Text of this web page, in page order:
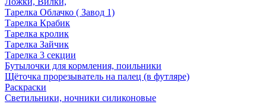
Тарелка Облачко ( Завод 1)
Тарелка Крабик
Тарелка кролик
Тарелка Зайчик
Тарелка 3 секции
Бутылочки для кормления, поильники
Щёточка прорезыватель на палец (в футляре)
Раскраски
Светильники, ночники силиконовые